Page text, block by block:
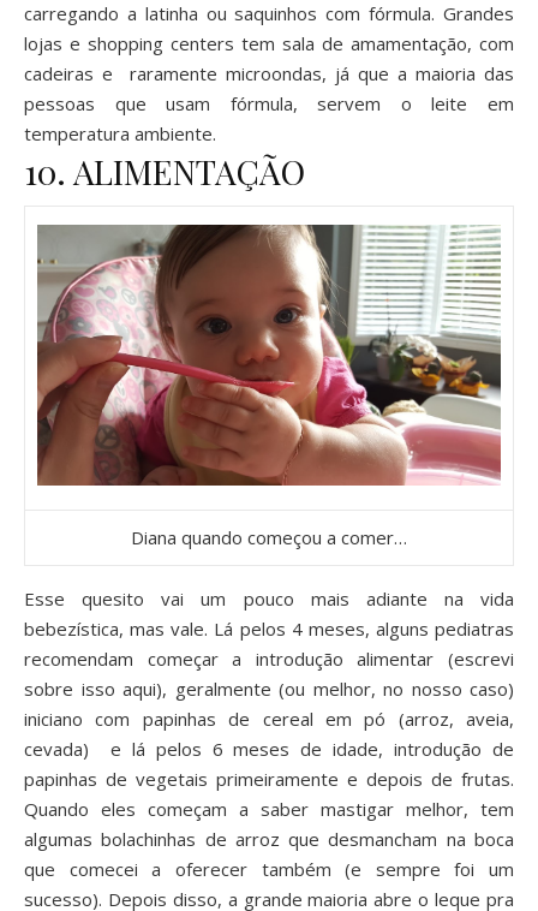
carregando a latinha ou saquinhos com fórmula. Grandes
lojas e shopping centers tem sala de amamentação, com
cadeiras e raramente microondas, já que a maioria das
pessoas que usam fórmula, servem o leite em
temperatura ambiente.
10. ALIMENTAÇÃO
Diana quando começou a comer…
Esse quesito vai um pouco mais adiante na vida
bebezística, mas vale. Lá pelos 4 meses, alguns pediatras
recomendam começar a introdução alimentar (escrevi
sobre isso aqui), geralmente (ou melhor, no nosso caso)
iniciano com papinhas de cereal em pó (arroz, aveia,
cevada) e lá pelos 6 meses de idade, introdução de
papinhas de vegetais primeiramente e depois de frutas.
Quando eles começam a saber mastigar melhor, tem
algumas bolachinhas de arroz que desmancham na boca
que comecei a oferecer também (e sempre foi um
sucesso). Depois disso, a grande maioria abre o leque pra